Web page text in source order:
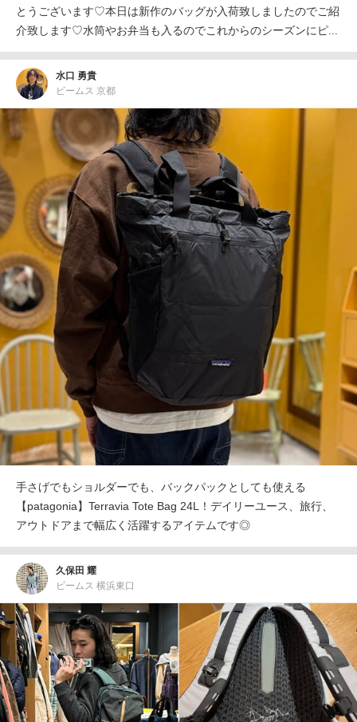
とうございます♡本日は新作のバッグが入荷致しましたのでご紹
介致します♡水筒やお弁当も入るのでこれからのシーズンにピ...
水口 勇貴
ビームス 京都
手さげでもショルダーでも、バックパックとしても使える
【patagonia】Terravia Tote Bag 24L！デイリーユース、旅行、
アウトドアまで幅広く活躍するアイテムです◎
久保田 耀
ビームス 横浜東口